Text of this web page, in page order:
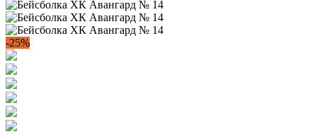
-25%